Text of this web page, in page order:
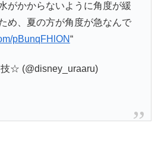
がかからないように角度が緩
め、夏の方が角度が急なんで
pBunqFHlON“
☆ (@disney_uraaru)